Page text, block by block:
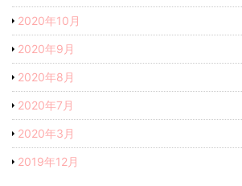
2020年10月
2020年9月
2020年8月
2020年7月
2020年3月
2019年12月